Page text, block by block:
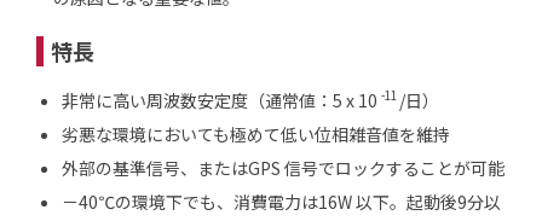
特長
非常に高い周波数安定度（通常値：5 x 10 -11 /日）
劣悪な環境においても極めて低い位相雑音値を維持
外部の基準信号、またはGPS 信号でロックすることが可能
－40℃の環境下でも、消費電力は16W 以下。起動後9分以